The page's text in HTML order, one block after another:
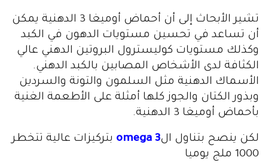
تشير الأبحاث إلى أن أحماض أوميغا 3 الدهنية يمكن
أن تساعد في تحسين مستويات الدهون في الكبد
وكذلك مستويات كوليسترول البروتين الدهني عالي
الكثافة لدى الأشخاص المصابين بالكبد الدهني.
الأسماك الدهنية مثل السلمون والتونة والسردين
وبذور الكتان والجوز كلها أمثلة على الأطعمة الغنية
بأحماض أوميغا 3 الدهنية.
لكن ينصح بتناول الomega 3 بتركيزات عالية تتخطر
1000 ملج يوميا